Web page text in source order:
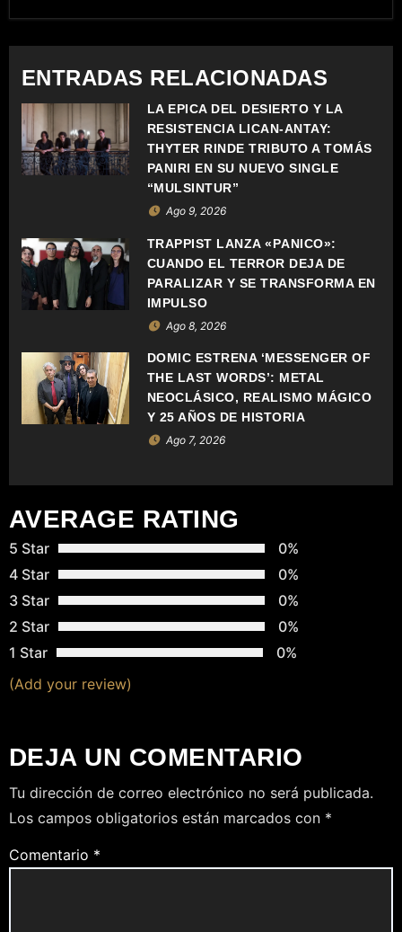
E
G
A
C
I
N
D
E
E
N
T
D
A
S
ENTRADAS RELACIONADAS
LA ÉPICA DEL DESIERTO Y LA
RESISTENCIA LICAN-ANTAY:
THYTER RINDE TRIBUTO A TOMÁS
PANIRI EN SU NUEVO SINGLE
“MULSINTUR”
Ago 9, 2026
TRAPPIST LANZA «PÁNICO»:
CUANDO EL TERROR DEJA DE
PARALIZAR Y SE TRANSFORMA EN
IMPULSO
Ago 8, 2026
DOMIC ESTRENA ‘MESSENGER OF
THE LAST WORDS’: METAL
NEOCLÁSICO, REALISMO MÁGICO
Y 25 AÑOS DE HISTORIA
Ago 7, 2026
AVERAGE RATING
5 Star
0%
4 Star
0%
3 Star
0%
2 Star
0%
1 Star
0%
(Add your review)
DEJA UN COMENTARIO
Tu dirección de correo electrónico no será publicada.
Los campos obligatorios están marcados con *
Comentario *